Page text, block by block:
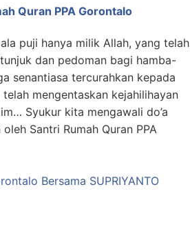
Quran PPA Gorontalo
puji hanya milik Allah, yang telah
dan pedoman bagi hamba-
senantiasa tercurahkan kepada
telah mengentaskan kejahilihayan
Syukur kita mengawali do’a
oleh Santri Rumah Quran PPA